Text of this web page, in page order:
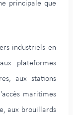
principale que
industriels en
plateformes
aux stations
maritimes
aux brouillards